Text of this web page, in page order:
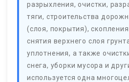
разрыхления, очистки,
тяги, строительства
(слоя, покрытия),
снятия верхнего слоя
уплотнения, а также
снега, уборки мусора и
используется одна